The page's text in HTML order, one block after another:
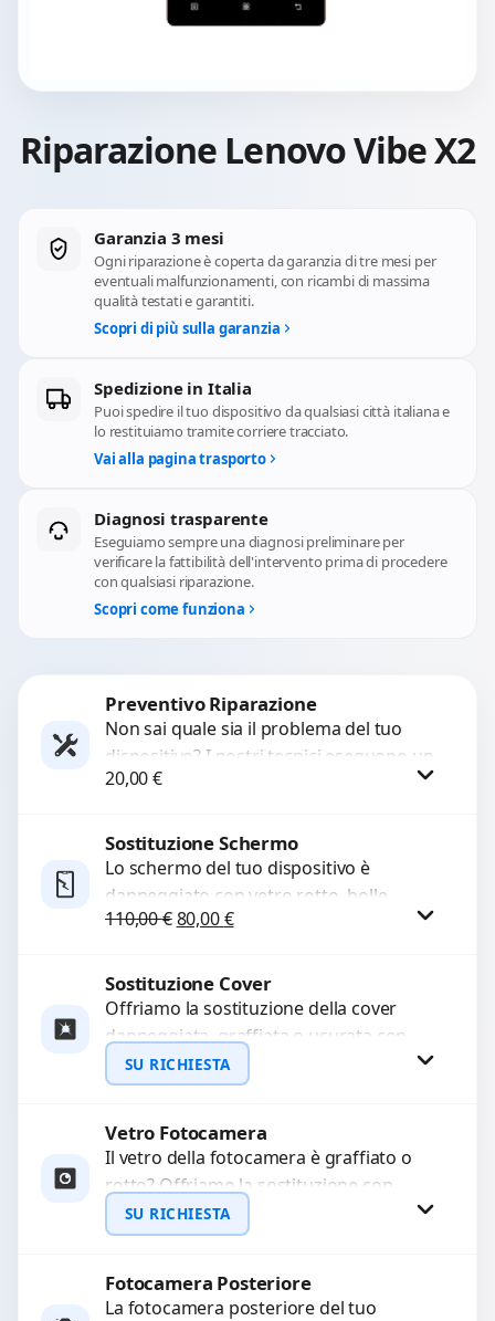
Riparazione Lenovo Vibe X2
Garanzia 3 mesi
Ogni riparazione è coperta da garanzia di tre mesi per
eventuali malfunzionamenti, con ricambi di massima
qualità testati e garantiti.
Scopri di più sulla garanzia
Spedizione in Italia
Puoi spedire il tuo dispositivo da qualsiasi città italiana e
lo restituiamo tramite corriere tracciato.
Vai alla pagina trasporto
Diagnosi trasparente
Eseguiamo sempre una diagnosi preliminare per
verificare la fattibilità dell'intervento prima di procedere
con qualsiasi riparazione.
Scopri come funziona
Preventivo Riparazione
Non sai quale sia il problema del tuo
dispositivo? I nostri tecnici eseguono un
check-up completo con strumenti
20,00€
Procedi
Sostituzione Schermo
Lo schermo del tuo dispositivo è
danneggiato con vetro rotto, bolle,
macchie, schermo nero o pixel morti?
110,00€Il prezzo originale era: 110,00 €.
80,00€Il prezzo attuale è: 80,00 €.
Procedi
Sostituzione Cover
Offriamo la sostituzione della cover
danneggiata, graffiata o usurata con
ricambi di alta qualità e garantiti.
Ripristiniamo l’aspetto estetico e...
SU RICHIESTA
Richiedi Preventivo
WhatsApp
Vetro Fotocamera
Il vetro della fotocamera è graffiato o
rotto? Offriamo la sostituzione con
ricambi di alta qualità garantiti per 3
mesi....
SU RICHIESTA
Richiedi Preventivo
Fotocamera Posteriore
La fotocamera posteriore del tuo